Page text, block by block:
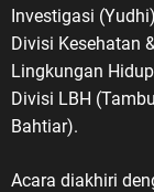
Investigasi
Divisi Kesehatan
Lingkungan
Divisi LBH
Bahtiar).
Acara diakhiri